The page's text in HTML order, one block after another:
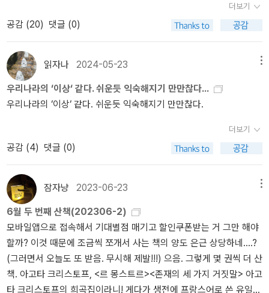
이나 숲말을 안 쓴다. 나는 《달걀과 닭》을 가시어머니나 아버지한테
못 건네겠다. 인천 만석동 동무하고 고흥 시골이웃한테 못 건네겠다.
#O Ovo e a Galinha 1960년ㅍㄹㄴ※ 글쓴이숲노래·파란놀(최종규)
: 우리말꽃(국어사전)을 씁니다. “말꽃 짓는 책숲, 숲노래”라는 이름
으로 시골인 전남 고흥에서 서재도서관·책박물관을 꾸립니다. ‘보리
국어사전’ 편집장을 맡았고, ‘이오덕 어른 유고’를 갈무리했습니다.
《새로 쓰는 말밑 꾸러미 사전》, 《들꽃내음 따라 걷다가 작은책집을
보았습니다》, 《우리말꽃》, 《미래세대를 위한 우리말과 문해력》, 《쉬
로 쓰는 비슷한말 꾸러미 사전》, 《새로 쓰는 겹말 꾸러미 사전》, 《새
《우리말 동시 사전》, 《우리말 글쓰기 사전》, 《이오덕 마음 읽기》, 《시
골에서 살림 짓는 즐거움》, 《숲에서 살려낸 우리말》, 《마을에서 살려
낸 우리말》, 《읽는 우리말 사전 1·2·3》 들을 썼습니다. blog.naver.co
m/hbooklove
학과 지성사, 『시차 노트』 문학동네, 『미지를 위한 루바토』 아침달 3
권을 골라보게 된다. 시인 장혜령의 책들 중에서 『사랑의 잔상들』 문
학동네, 『진주』 문학동네, 『발이 없는 나의 여인은 노래한다』 문학동
네 3권을 골라본다. ​​번역가 신유진이라는 이름만으로도 반가움이 앞
서서 고른 책이다. 번역한 책들로는 『진정한 장소』, 『남자의 자리』,
『빈 옷장』, 『사진의 용도』, 『세월』 등이 있다. 강열하게 지금까지도 자
리잡는 책들이라 잊지 않고 꾸준히 펼쳐보는 책들이다. 이외에도 많
작가의 책들도 전혀 낯설지가 않았다. 책표지 그림이 강열해서 기억
속에 자리 잡았던 것이 분명하다. 클라리시 리스펙토르의 책들을 살
펴보면 『달걀과 닭』, 『 G.H.에 따른 수난』, 『아구아 비바』, 『별의 시
간』, 『야생의 심장 가까이』 책들로 작가를 만날 수가 있다. ​​기나긴 기
다림으로 기다렸는데도 붙잡지 못할 것이라면 얼마나 허무할지 곰곰
이 생각하게 된다. 자신도 찾아온 것을 알아채지도 못하고 희망을 보
내버린다는 것은 보지도 못하고, 느끼지도 못한 채 보내는 세월과도
다르지가 않아 보인다. 시인 장혜령이 말하는 여자의 기다림과 희망
을 번역가 신유진이 번역한 무수한 책들의 문장에서도 발견하게 될
것이다. 누군가는 보이지 않는 것들을 보고자 노력하고 무수히 투철
더보기
공감 (20) 댓글 (0)
읽자나 2024-05-23
우리나라의 ‘이상‘ 같다. 쉬운듯 익숙해지기 만만찮다...
우리나라의 ‘이상‘ 같다. 쉬운듯 익숙해지기 만만찮다.
더보기
공감 (4) 댓글 (0)
잠자냥 2023-06-23
6월 두 번째 산책(202306-2)
모바일앱으로 접속해서 기대별점 매기고 할인쿠폰받는 거 그만 해야
할까? 이것 때문에 조금씩 쪼개서 사는 책의 양도 은근 상당하네....?
(그러면서 오늘도 또 받음. 무시해 제발!!!) 으음. 그렇게 몇 권씩 더 산
책. 아고타 크리스토프, <르 몽스트르><존재의 세 가지 거짓말> 아고
타 크리스토프의 희곡집이라니! 게다가 생전에 프랑스어로 쓴 유일한